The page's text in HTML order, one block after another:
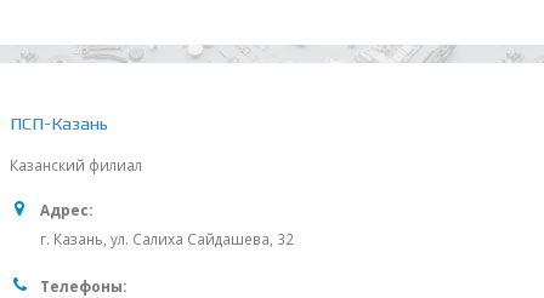
ПСП-Казань
Казанский филиал
Адрес:
г. Казань, ул. Салиха Сайдашева, 32
Телефоны: